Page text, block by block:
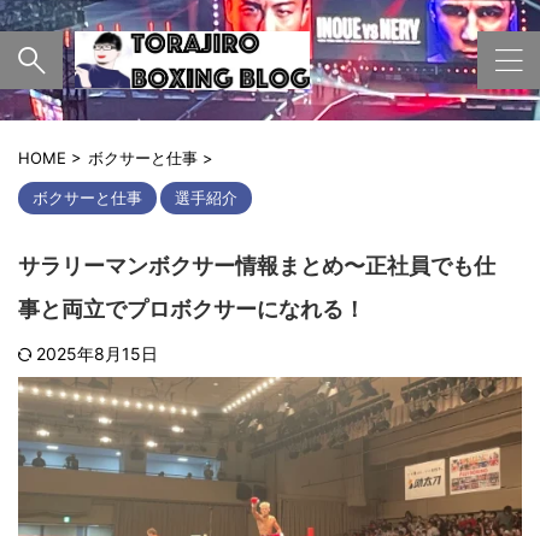
HOME > ボクサーと仕事 >
ボクサーと仕事 選手紹介
サラリーマンボクサー情報まとめ〜正社員でも仕
事と両立でプロボクサーになれる！
2025年8月15日